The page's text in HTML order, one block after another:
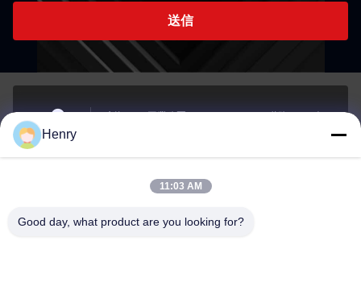
送信
アドレス
E-mail
henry@cn-ftth.com
Henry
11:03 AM
Good day, what product are you looking for?